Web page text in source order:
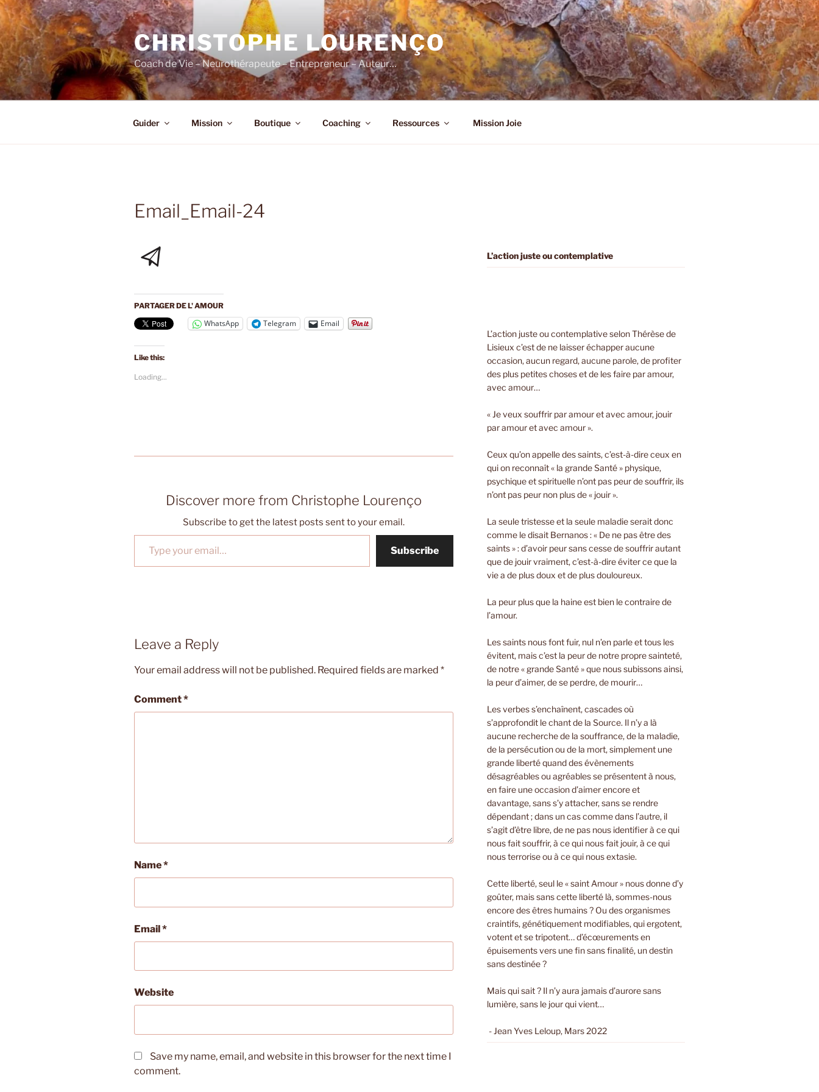
Skip
to
content
CHRISTOPHE LOURENÇO
Coach de Vie – Neurothérapeute – Entrepreneur – Auteur…
Guider Mission Boutique Coaching Ressources Mission Joie
Email_Email-24
PARTAGER DE L' AMOUR
WhatsApp Telegram Email
Like this:
Loading...
Discover more from Christophe Lourenço
Subscribe to get the latest posts sent to your email.
Type your email…
Subscribe
Leave a Reply
Your email address will not be published. Required fields are marked *
Comment*
Name*
Email*
Website
Save my name, email, and website in this browser for the next time I
comment.
L’action juste ou contemplative
L’action juste ou contemplative selon Thérèse de
Lisieux c’est de ne laisser échapper aucune
occasion, aucun regard, aucune parole, de profiter
des plus petites choses et de les faire par amour,
avec amour…
« Je veux souffrir par amour et avec amour, jouir
par amour et avec amour ».
Ceux qu’on appelle des saints, c’est-à-dire ceux en
qui on reconnaît « la grande Santé » physique,
psychique et spirituelle n’ont pas peur de souffrir, ils
n’ont pas peur non plus de « jouir ».
La seule tristesse et la seule maladie serait donc
comme le disait Bernanos : « De ne pas être des
saints » : d’avoir peur sans cesse de souffrir autant
que de jouir vraiment, c’est-à-dire éviter ce que la
vie a de plus doux et de plus douloureux.
La peur plus que la haine est bien le contraire de
l’amour.
Les saints nous font fuir, nul n’en parle et tous les
évitent, mais c’est la peur de notre propre sainteté,
de notre « grande Santé » que nous subissons ainsi,
la peur d’aimer, de se perdre, de mourir…
Les verbes s’enchaînent, cascades où
s’approfondit le chant de la Source. Il n’y a là
aucune recherche de la souffrance, de la maladie,
de la persécution ou de la mort, simplement une
grande liberté quand des évènements
désagréables ou agréables se présentent à nous,
en faire une occasion d’aimer encore et
davantage, sans s’y attacher, sans se rendre
dépendant ; dans un cas comme dans l’autre, il
s’agit d’être libre, de ne pas nous identifier à ce qui
nous fait souffrir, à ce qui nous fait jouir, à ce qui
nous terrorise ou à ce qui nous extasie.
Cette liberté, seul le « saint Amour » nous donne d’y
goûter, mais sans cette liberté là, sommes-nous
encore des êtres humains ? Ou des organismes
craintifs, génétiquement modifiables, qui ergotent,
votent et se tripotent… d’écœurements en
épuisements vers une fin sans finalité, un destin
sans destinée ?
Mais qui sait ? Il n’y aura jamais d’aurore sans
lumière, sans le jour qui vient…
- Jean Yves Leloup, Mars 2022